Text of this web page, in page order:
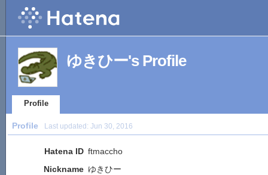
ゆきひー's Profile
Profile
Profile Last updated: Jun 30, 2016
Hatena ID ftmaccho
Nickname ゆきひー